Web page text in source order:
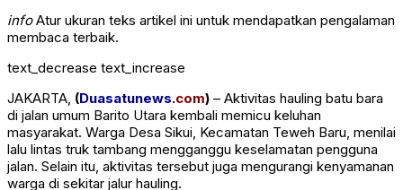
infoAtur ukuran teks artikel ini untuk mendapatkan pengalaman
membaca terbaik.
text_decrease text_increase
JAKARTA, (Duasatunews.com) – Aktivitas hauling batu bara
di jalan umum Barito Utara kembali memicu keluhan
masyarakat. Warga Desa Sikui, Kecamatan Teweh Baru, menilai
lalu lintas truk tambang mengganggu keselamatan pengguna
jalan. Selain itu, aktivitas tersebut juga mengurangi kenyamanan
warga di sekitar jalur hauling.